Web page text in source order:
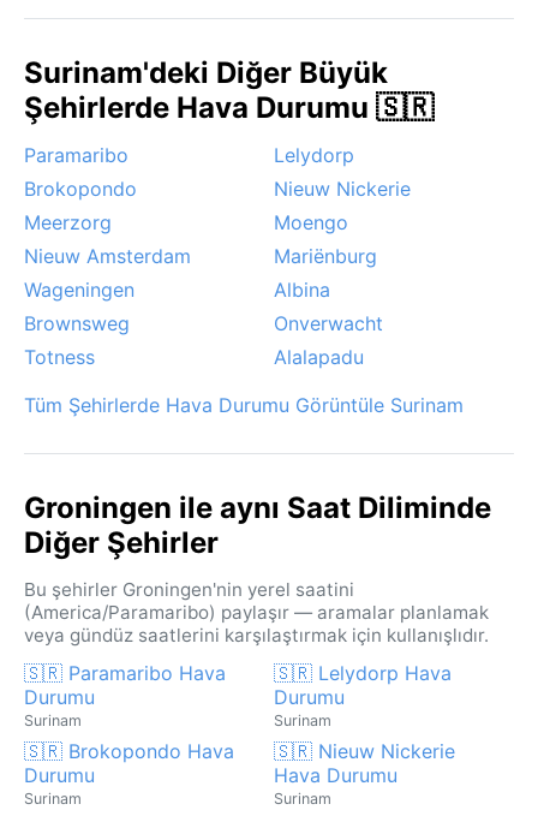
Surinam'deki Diğer Büyük
Şehirlerde Hava Durumu 🇸🇷
Paramaribo
Lelydorp
Brokopondo
Nieuw Nickerie
Meerzorg
Moengo
Nieuw Amsterdam
Mariënburg
Wageningen
Albina
Brownsweg
Onverwacht
Totness
Alalapadu
Tüm Şehirlerde Hava Durumu Görüntüle Surinam
Groningen ile aynı Saat Diliminde
Diğer Şehirler
Bu şehirler Groningen'nin yerel saatini
(America/Paramaribo) paylaşır — aramalar planlamak
veya gündüz saatlerini karşılaştırmak için kullanışlıdır.
🇸🇷 Paramaribo Hava
Durumu
Surinam
🇸🇷 Lelydorp Hava
Durumu
Surinam
🇸🇷 Brokopondo Hava
Durumu
Surinam
🇸🇷 Nieuw Nickerie
Hava Durumu
Surinam